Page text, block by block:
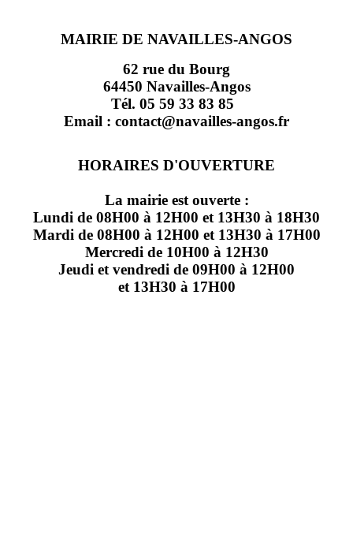
MAIRIE DE NAVAILLES-ANGOS
62 rue du Bourg
64450 Navailles-Angos
Tél. 05 59 33 83 85
Email : contact@navailles-angos.fr
HORAIRES D'OUVERTURE
La mairie est ouverte :
Lundi de 08H00 à 12H00 et 13H30 à 18H30
Mardi de 08H00 à 12H00 et 13H30 à 17H00
Mercredi de 10H00 à 12H30
Jeudi et vendredi de 09H00 à 12H00
et 13H30 à 17H00